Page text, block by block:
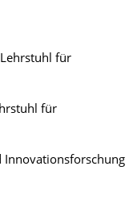
für
für
Innovationsforschung